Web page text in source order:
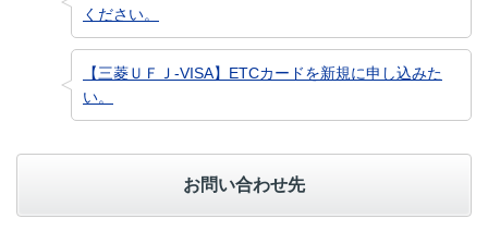
ください。
【三菱ＵＦＪ-VISA】ETCカードを新規に申し込みた
い。
お問い合わせ先